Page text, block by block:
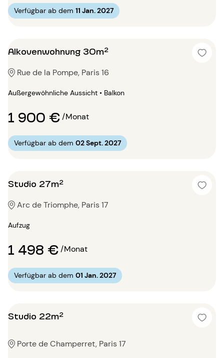
Verfügbar ab dem 11 Jan. 2027
Alkovenwohnung 30m²
Rue de la Pompe, Paris 16
Außergewöhnliche Aussicht • Balkon
1 900 €/Monat
Verfügbar ab dem 02 Sept. 2027
Studio 27m²
Arc de Triomphe, Paris 17
Aufzug
1 498 €/Monat
Verfügbar ab dem 01 Jan. 2027
Studio 22m²
Porte de Champerret, Paris 17